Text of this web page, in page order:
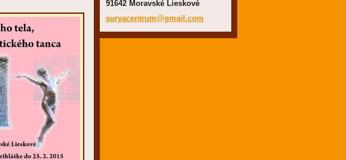
91642 Moravské Lieskové
suryacentrum@gmail.com